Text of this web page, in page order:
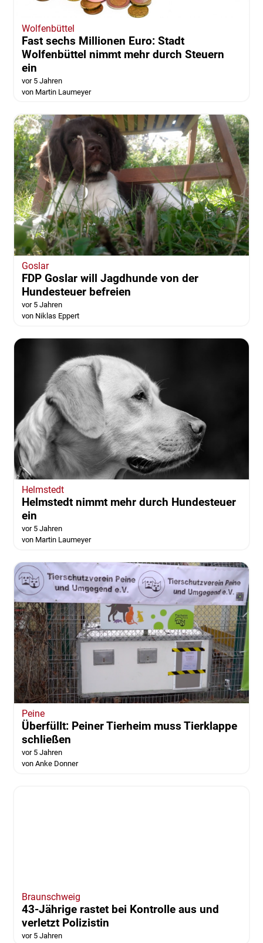
Wolfenbüttel
Fast sechs Millionen Euro: Stadt
Wolfenbüttel nimmt mehr durch Steuern
ein
vor 5 Jahren
von Martin Laumeyer
Goslar
FDP Goslar will Jagdhunde von der
Hundesteuer befreien
vor 5 Jahren
von Niklas Eppert
Helmstedt
Helmstedt nimmt mehr durch Hundesteuer
ein
vor 5 Jahren
von Martin Laumeyer
Peine
Überfüllt: Peiner Tierheim muss Tierklappe
schließen
vor 5 Jahren
von Anke Donner
Braunschweig